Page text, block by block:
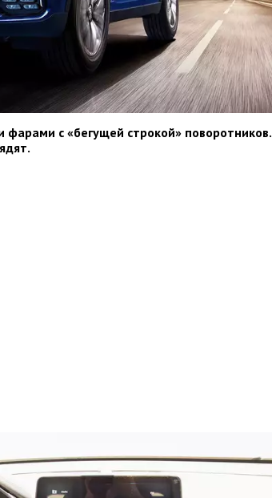
с «бегущей строкой» поворотников.